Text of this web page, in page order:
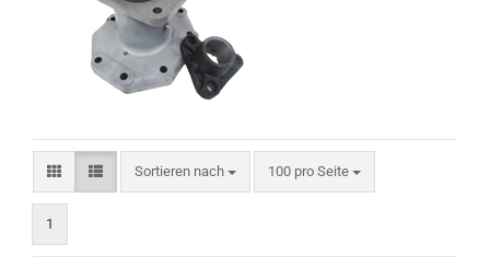
Sortieren nach
Sortieren nach 100 pro Seite
pro Seite
1